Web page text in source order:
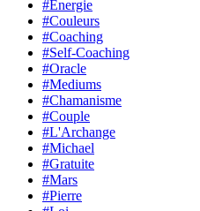
#Énergie
#Couleurs
#Coaching
#Self-Coaching
#Oracle
#Mediums
#Chamanisme
#Couple
#L'Archange
#Michael
#Gratuite
#Mars
#Pierre